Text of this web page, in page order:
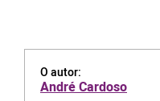
O autor:
André Cardoso